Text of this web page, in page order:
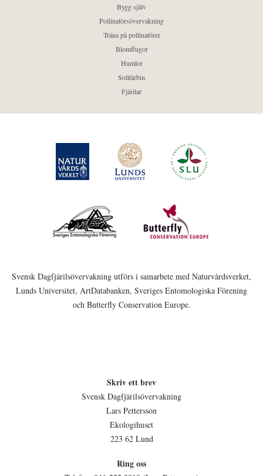
Bygg själv
Pollinatörsövervakning
Träna på pollinatörer
Blomflugor
Humlor
Solitärbin
Fjärilar
Svensk Dagfjärilsövervakning utförs i samarbete med Naturvårdsverket,
Lunds Universitet, ArtDatabanken, Sveriges Entomologiska Förening
och Butterfly Conservation Europe.
Skriv ett brev
Svensk Dagfjärilsövervakning
Lars Pettersson
Ekologihuset
223 62 Lund
Ring oss